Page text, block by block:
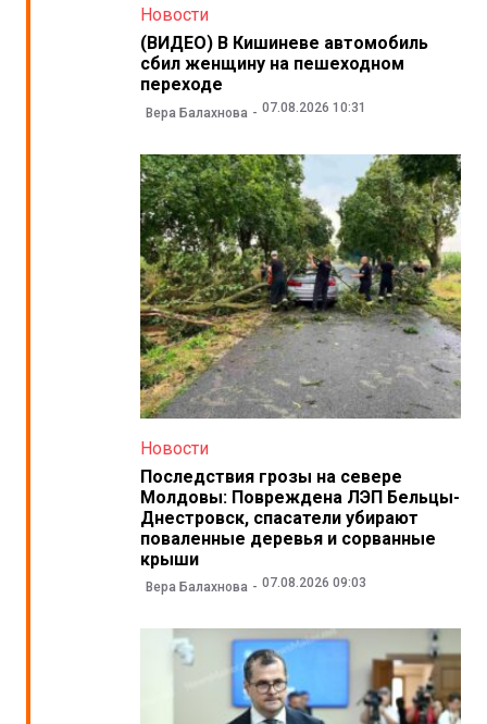
Новости
(ВИДЕО) В Кишиневе автомобиль
сбил женщину на пешеходном
переходе
Вера Балахнова 07.08.2026 10:31
Новости
Последствия грозы на севере
Молдовы: Повреждена ЛЭП Бельцы-
Днестровск, спасатели убирают
поваленные деревья и сорванные
крыши
Вера Балахнова 07.08.2026 09:03